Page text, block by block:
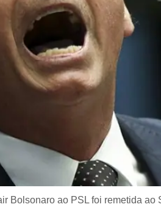
Bolsonaro ao PSL foi remetida